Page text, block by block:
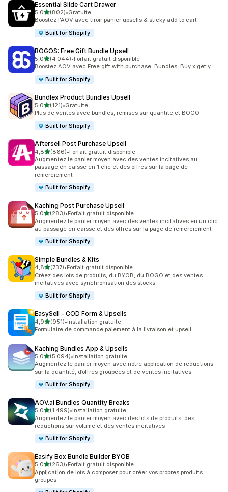
Essential Slide Cart Drawer
5,0étoile(s) sur 5
(802)
802 avis au total
•Gratuite
Boostez l'AOV avec tiroir panier upsells & sticky add to cart
Built for Shopify
BOGOS: Free Gift Bundle Upsell
5,0étoile(s) sur 5
(4 044)
4044 avis au total
•Forfait gratuit disponible
Boostez AOV avec Free gift with purchase, Bundles, Buy x get y
Built for Shopify
Bundlex Product Bundles Upsell
5,0étoile(s) sur 5
(121)
121 avis au total
•Gratuite
Plus de ventes avec bundles, remises sur quantité et BOGO
Built for Shopify
Aftersell Post Purchase Upsell
4,8étoile(s) sur 5
(886)
886 avis au total
•Forfait gratuit disponible
Augmentez le panier moyen avec des ventes incitatives au
passage en caisse en 1 clic et des offres sur la page de
remerciement
Built for Shopify
Kaching Post Purchase Upsell
5,0étoile(s) sur 5
(283)
283 avis au total
•Forfait gratuit disponible
Augmentez le panier moyen avec des ventes incitatives en un clic
au passage en caisse et des offres sur la page de remerciement
Built for Shopify
Simple Bundles & Kits
4,8étoile(s) sur 5
(737)
737 avis au total
•Forfait gratuit disponible
Créez des lots de produits, du BYOB, du BOGO et des ventes
incitatives avec synchronisation des stocks
Built for Shopify
EasySell ‑ COD Form & Upsells
4,9étoile(s) sur 5
(951)
951 avis au total
•Installation gratuite
Formulaire de commande paiement à la livraison et upsell
Kaching Bundles App & Upsells
5,0étoile(s) sur 5
(5 094)
5094 avis au total
•Installation gratuite
Augmentez le panier moyen avec notre application de réductions
sur la quantité, d’offres groupées et de ventes incitatives
Built for Shopify
AOV.ai Bundles Quantity Breaks
5,0étoile(s) sur 5
(1 499)
1499 avis au total
•Installation gratuite
Augmentez le panier moyen avec des lots de produits, des
réductions sur volume et des ventes incitatives
Built for Shopify
Easify Box Bundle Builder BYOB
5,0étoile(s) sur 5
(263)
263 avis au total
•Forfait gratuit disponible
Application de lots à composer pour créer vos propres produits
groupés